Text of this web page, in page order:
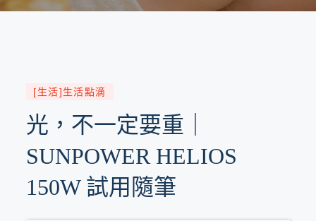
[生活]生活點滴
光，不一定要重｜
SUNPOWER HELIOS
150W 試用隨筆